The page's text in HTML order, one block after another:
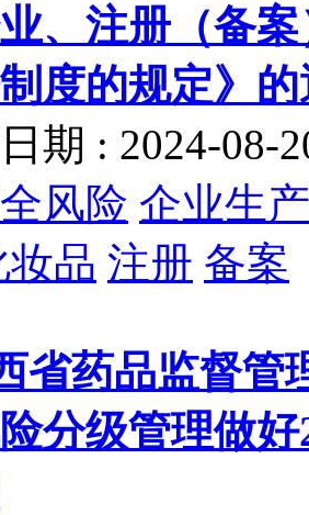
、注册（备
度的规定》
期 : 2024-08-
风险 企业生产
妆品 注册 备案
省药品监督管
分级管理做